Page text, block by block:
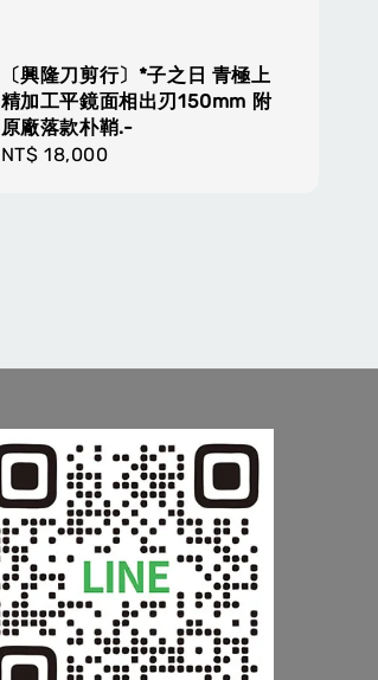
〔興隆刀剪行〕*子之日 青極上
精加工平鏡面相出刃150mm 附
原廠落款朴鞘.-
Regular
NT$ 18,000